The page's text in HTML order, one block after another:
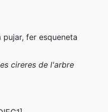
pujar, fer esqueneta
cireres de l'arbre